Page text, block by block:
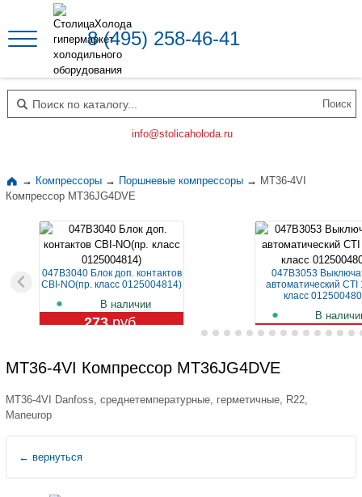
8 (495) 258-46-41
Поиск по каталогу
info@stolicaholoda.ru
→ Компрессоры → Поршневые компрессоры → MT36-4VI
Компрессор MT36JG4DVE
047B3040 Блок доп. контактов
CBI-NO(пр. класс 0125004814)
В наличии
273руб.
047B3053
автоматический CTI
класс
В
1 129 руб.
MT36-4VI Компрессор MT36JG4DVE
MT36-4VI Danfoss, среднетемпературные, герметичные, R22,
Maneurop
← вернуться